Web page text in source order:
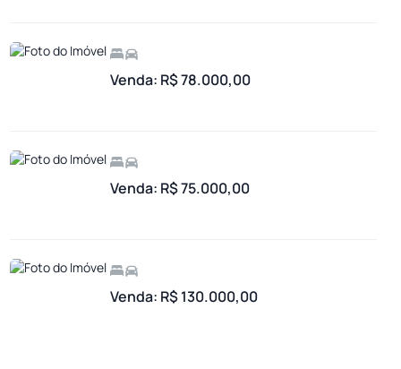
Venda: R$ 78.000,00
Venda: R$ 75.000,00
Venda: R$ 130.000,00